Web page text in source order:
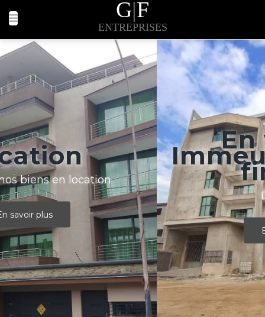
G|F
ENTREPRISES
En vente 1
Immeuble R+5 en
finition
Disponible
En savoir plus